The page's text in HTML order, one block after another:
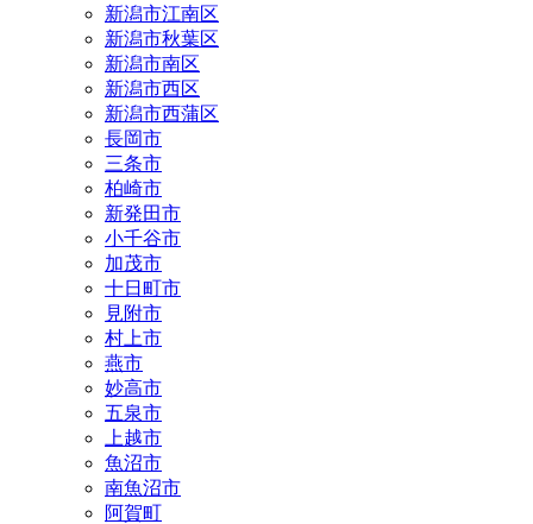
新潟市江南区
新潟市秋葉区
新潟市南区
新潟市西区
新潟市西蒲区
長岡市
三条市
柏崎市
新発田市
小千谷市
加茂市
十日町市
見附市
村上市
燕市
妙高市
五泉市
上越市
魚沼市
南魚沼市
阿賀町